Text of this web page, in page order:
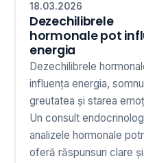
18.03.2026
Dezechilibrele
hormonale pot
energia
Dezechilibrele
influența energia,
greutatea și starea
Un consult
analizele hormonale
oferă răspunsuri clare